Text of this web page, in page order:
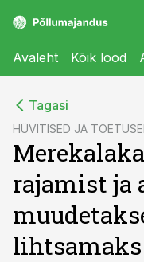
Avaleht Kõik lood
Tagasi
HÜVITISED JA
rajamist ja
lihtsamaks